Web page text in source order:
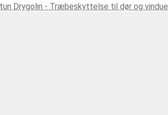
Drygolin - Træbeskyttelse til dør og vindue